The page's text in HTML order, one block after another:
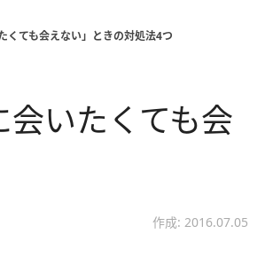
ても会えない」ときの対処法4つ
いたくても会
作成: 2016.07.05